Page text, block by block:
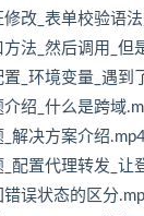
修改_表单校验语
方法_然后调用_但
置_环境变量_遇到
介绍_什么是跨域
_解决方案介绍
_配置代理转发_让
错误状态的区分